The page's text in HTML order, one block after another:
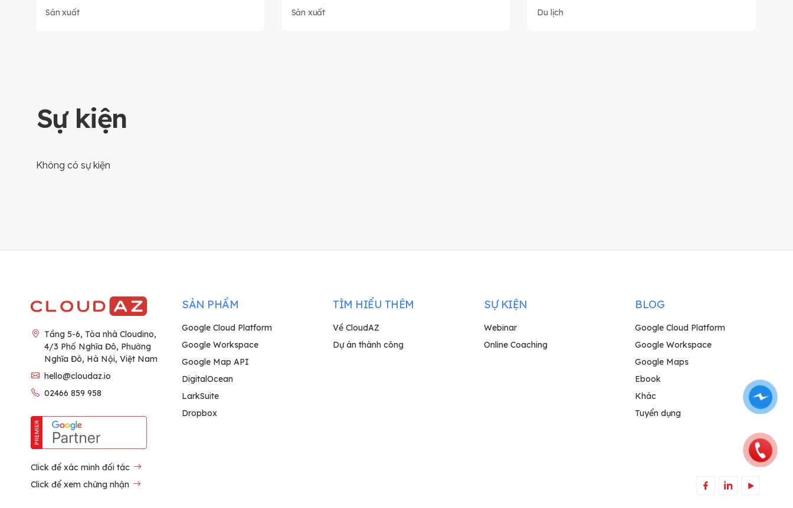
Sản xuất Sản xuất Du lịch
Sự kiện
Không có sự kiện
Tầng 5-6, Tòa nhà Cloudino,
4/3 Phố Nghĩa Đô, Phường
Nghĩa Đô, Hà Nội, Việt Nam
hello@cloudaz.io
02466 859 958
Click để xác minh đối tác
Click để xem chứng nhận
SẢN PHẨM
Google Cloud Platform
Google Workspace
Google Map API
DigitalOcean
LarkSuite
Dropbox
TÌM HIỂU THÊM
Về CloudAZ
Dự án thành công
SỰ KIỆN
Webinar
Online Coaching
BLOG
Google Cloud Platform
Google Workspace
Google Maps
Ebook
Khác
Tuyển dụng